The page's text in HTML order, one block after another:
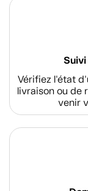
Vérifiez l'état
livraison ou de
venir